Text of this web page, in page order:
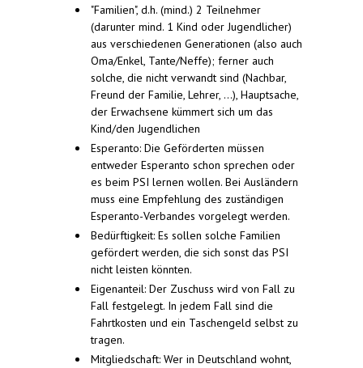
"Familien", d.h. (mind.) 2 Teilnehmer
(darunter mind. 1 Kind oder Jugendlicher)
aus verschiedenen Generationen (also auch
Oma/Enkel, Tante/Neffe); ferner auch
solche, die nicht verwandt sind (Nachbar,
Freund der Familie, Lehrer, ...), Hauptsache,
der Erwachsene kümmert sich um das
Kind/den Jugendlichen
Esperanto: Die Geförderten müssen
entweder Esperanto schon sprechen oder
es beim PSI lernen wollen. Bei Ausländern
muss eine Empfehlung des zuständigen
Esperanto-Verbandes vorgelegt werden.
Bedürftigkeit: Es sollen solche Familien
gefördert werden, die sich sonst das PSI
nicht leisten könnten.
Eigenanteil: Der Zuschuss wird von Fall zu
Fall festgelegt. In jedem Fall sind die
Fahrtkosten und ein Taschengeld selbst zu
tragen.
Mitgliedschaft: Wer in Deutschland wohnt,